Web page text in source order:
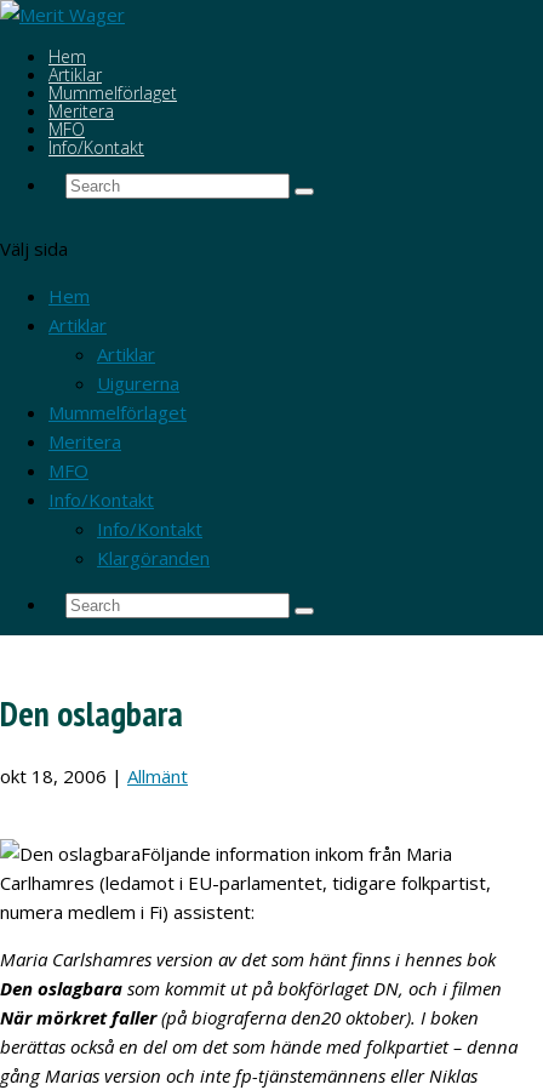
Hem
Artiklar
Mummelförlaget
Meritera
MFO
Info/Kontakt
Välj sida
Hem
Artiklar
Artiklar
Uigurerna
Mummelförlaget
Meritera
MFO
Info/Kontakt
Info/Kontakt
Klargöranden
Den oslagbara
okt 18, 2006 | Allmänt
Följande information inkom från Maria
Carlhamres (ledamot i EU-parlamentet, tidigare folkpartist,
numera medlem i Fi) assistent:
Maria Carlshamres version av det som hänt finns i hennes bok
Den oslagbara som kommit ut på bokförlaget DN, och i filmen
När mörkret faller(på biograferna den20 oktober). I boken
berättas också en del om det som hände med folkpartiet – denna
gång Marias version och inte fp-tjänstemännens eller Niklas